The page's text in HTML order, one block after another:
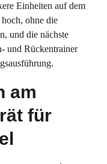
Einheiten auf dem
ohne die
und die nächste
und Rückentrainer
am
für